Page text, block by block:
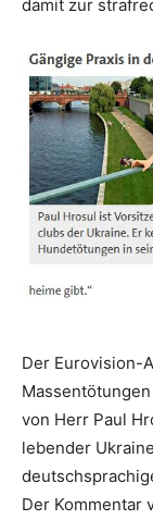
damit zur
Der Eurovision-
von Herr Paul
lebender
Der Kommentar